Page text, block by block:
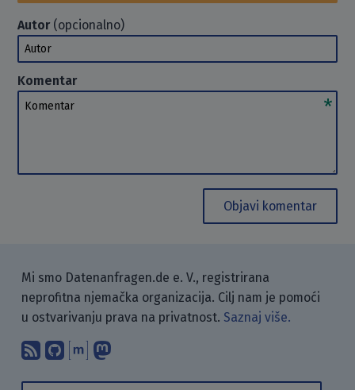
Autor(opcionalno)
Autor
Komentar
Komentar
Objavi komentar
Mi smo Datenanfragen.de e. V., registrirana
neprofitna njemačka organizacija. Cilj nam je pomoći
u ostvarivanju prava na privatnost. Saznaj više.
Pretplati se na naš blog koristeći
Pronađi nas na GitHubu.
Raspravljaj s nama putem